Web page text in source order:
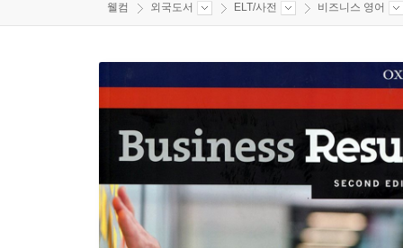
웰컴 외국도서 ELT/사전 비즈니스 영어